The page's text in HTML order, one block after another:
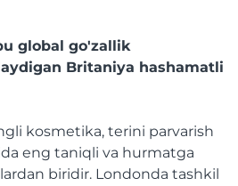
global go'zallik
Britaniya hashamatli
kosmetika, terini parvarish
eng taniqli va hurmatga
biridir. Londonda tashkil